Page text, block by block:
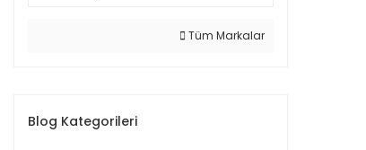
Tüm Markalar
Blog Kategorileri